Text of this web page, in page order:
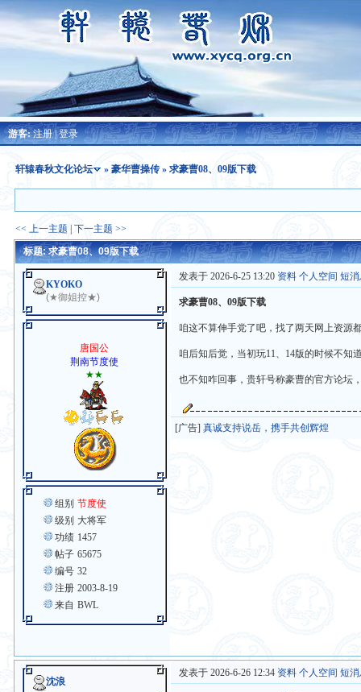
游客:注册|登录
轩辕春秋文化论坛 »豪华曹操传 » 求豪曹08、09版下载
<< 上一主题 |下一主题 >>
标题: 求豪曹08、09版下载
KYOKO
(★御姐控★)
唐国公
荆南节度使
★★
组别 节度使
级别 大将军
功绩 1457
帖子 65675
编号 32
注册 2003-8-19
来自 BWL
发表于 2026-6-25 13:20 资料 个人空间 短
求豪曹08、09版下载
咱这不算伸手党了吧，找了两天网上资源
咱后知后觉，当初玩11、14版的时候不知
也不知咋回事，贵轩号称豪曹的官方论坛
[广告]真诚支持说岳，携手共创辉煌
沈浪
发表于 2026-6-26 12:34 资料 个人空间 短